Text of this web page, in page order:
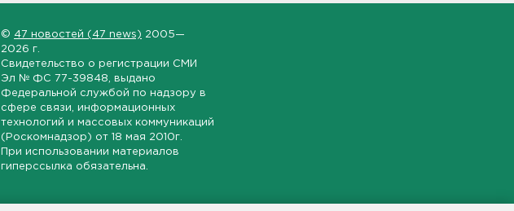
© 47 новостей (47 news) 2005—
2026 г.
Свидетельство о регистрации СМИ
Эл № ФС 77-39848 , выдано
Федеральной службой по надзору в
сфере связи, информационных
технологий и массовых коммуникаций
(Роскомнадзор) от 18 мая 2010г.
При использовании материалов
гиперссылка обязательна.